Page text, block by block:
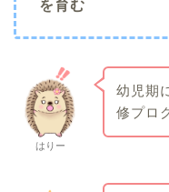
を育む
はりー
幼児期
修プロ